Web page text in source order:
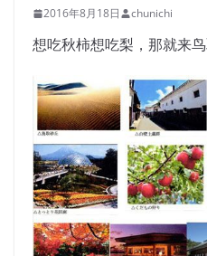
2016年8月18日 chunichi
想吃秋柿想吃梨，那就来鸟